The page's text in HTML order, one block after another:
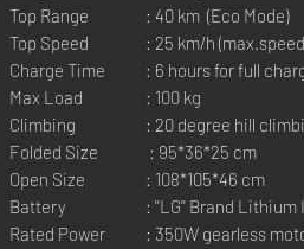
Top Range
: 40 km (Eco Mode)
Top Speed
: 25 km/h
Charge Time
: 6 hours for full
Max Load
: 100 kg
Climbing
: 20 degree hill
Folded Size
: 95*36*25 cm
Open Size : 108*105*46 cm
Battery
: ''LG'' Brand Lithium
Rated Power
: 350W gearless